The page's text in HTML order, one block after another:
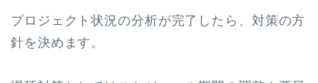
プロジェクト状況の分析が完了したら、対策の方
針を決めます。